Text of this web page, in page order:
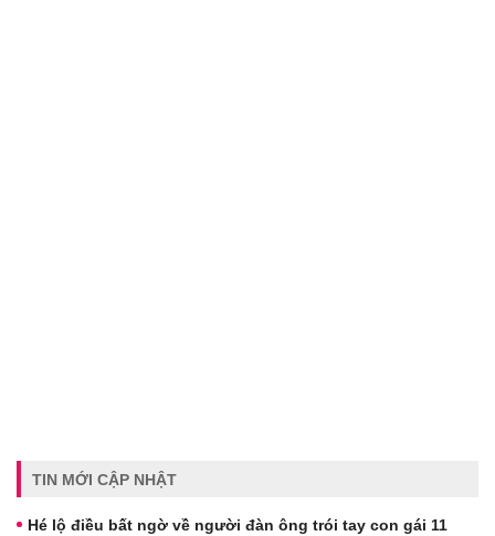
TIN MỚI CẬP NHẬT
Hé lộ điều bất ngờ về người đàn ông trói tay con gái 11